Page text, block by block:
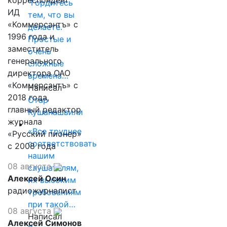
"Гордитесь
тем, что вы
делаете.
Простые и
очень
сложные
времена…
Написал
Отар
Кушанашвили
«Все труднее
соответствовать
нашим
слушателям,
их высоким
требованиям
при такой…
Написал
ИД
«Коммерсантъ» с
1996 года и
заместитель
генерального
директора ОАО
«Коммерсантъ» с
2018 года,
главный редактор
журнала
«Русский пионер»
с 2008 года
08 августа
Алексей Осин
радиожурналист
08 августа
Алексей Симонов